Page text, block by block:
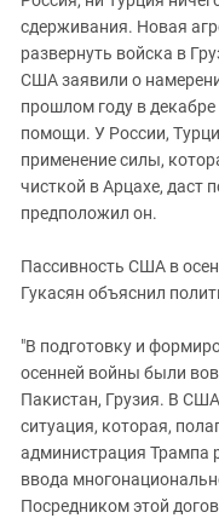
сдерживания. Новая
развернуть войска в
США заявили о
прошлом году в
помощи. У России,
применение силы,
чисткой в Арцахе, даст
предположил он.
Пассивность США в
Гукасян объяснил
"В подготовку и
осенней войны были
Пакистан, Грузия. В
ситуация, которая,
администрация Трампа
ввода
Посредником этой